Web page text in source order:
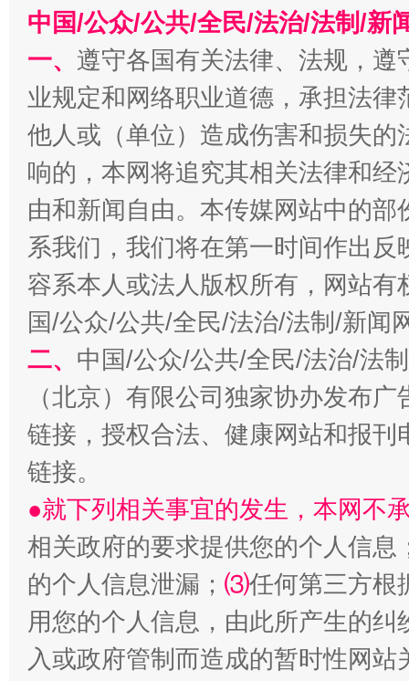
揭开“小金库”的免责幌子
中国/公众/公共/全民/法治/法制/新
一、 遵守各国有关法律、法规，
业规定和网络职业道德，承担法
他人或（单位）造成伤害和损失
响的，本网将追究其相关法律和
由和新闻自由。本传媒网站中的
系我们，我们将在第一时间作出
容系本人或法人版权所有，网站
国/公众/公共/全民/法治/法制/新闻
二、 中国/公众/公共/全民/法治/法
（北京）有限公司独家协办发布
链接，授权合法、健康网站和报
链接。
●就下列相关事宜的发生，本网不
相关政府的要求提供您的个人信息
的个人信息泄漏； ⑶任何第三方根
用您的个人信息，由此所产生的纠
入或政府管制而造成的暂时性网